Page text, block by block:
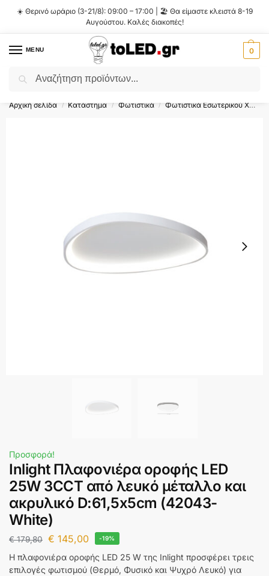
☀️ Θερινό ωράριο (3-21/8): 09:00 – 17:00 | 🏖️ Θα είμαστε κλειστά 8-19
Αυγούστου. Καλές διακοπές!
MENU 0
Flash Sale ⚡ 10% Έκπτωση με τον κωδικό
Αρχική σελίδα / Κατάστημα / Φωτιστικά / Φωτιστικά Εσωτερικού Χώρου
Προσφορά!
Inlight Πλαφονιέρα οροφής LED
25W 3CCT από λευκό μέταλλο και
ακρυλικό D:61,5x5cm (42043-
White)
€179,80 € 145,00 -19%
Η πλαφονιέρα οροφής LED 25 W της Inlight προσφέρει τρεις
επιλογές φωτισμού (Θερμό, Φυσικό και Ψυχρό Λευκό) για